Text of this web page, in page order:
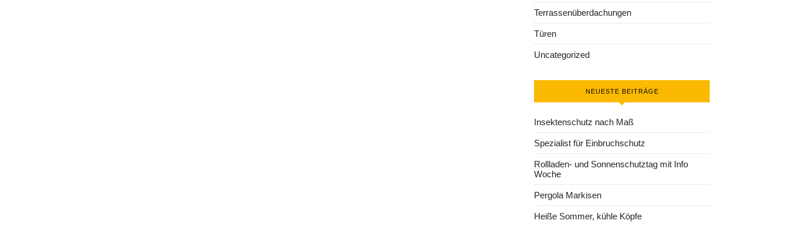
Terrassenüberdachungen
Türen
Uncategorized
NEUESTE BEITRÄGE
Insektenschutz nach Maß
Spezialist für Einbruchschutz
Rollladen- und Sonnenschutztag mit Info
Woche
Pergola Markisen
Heiße Sommer, kühle Köpfe